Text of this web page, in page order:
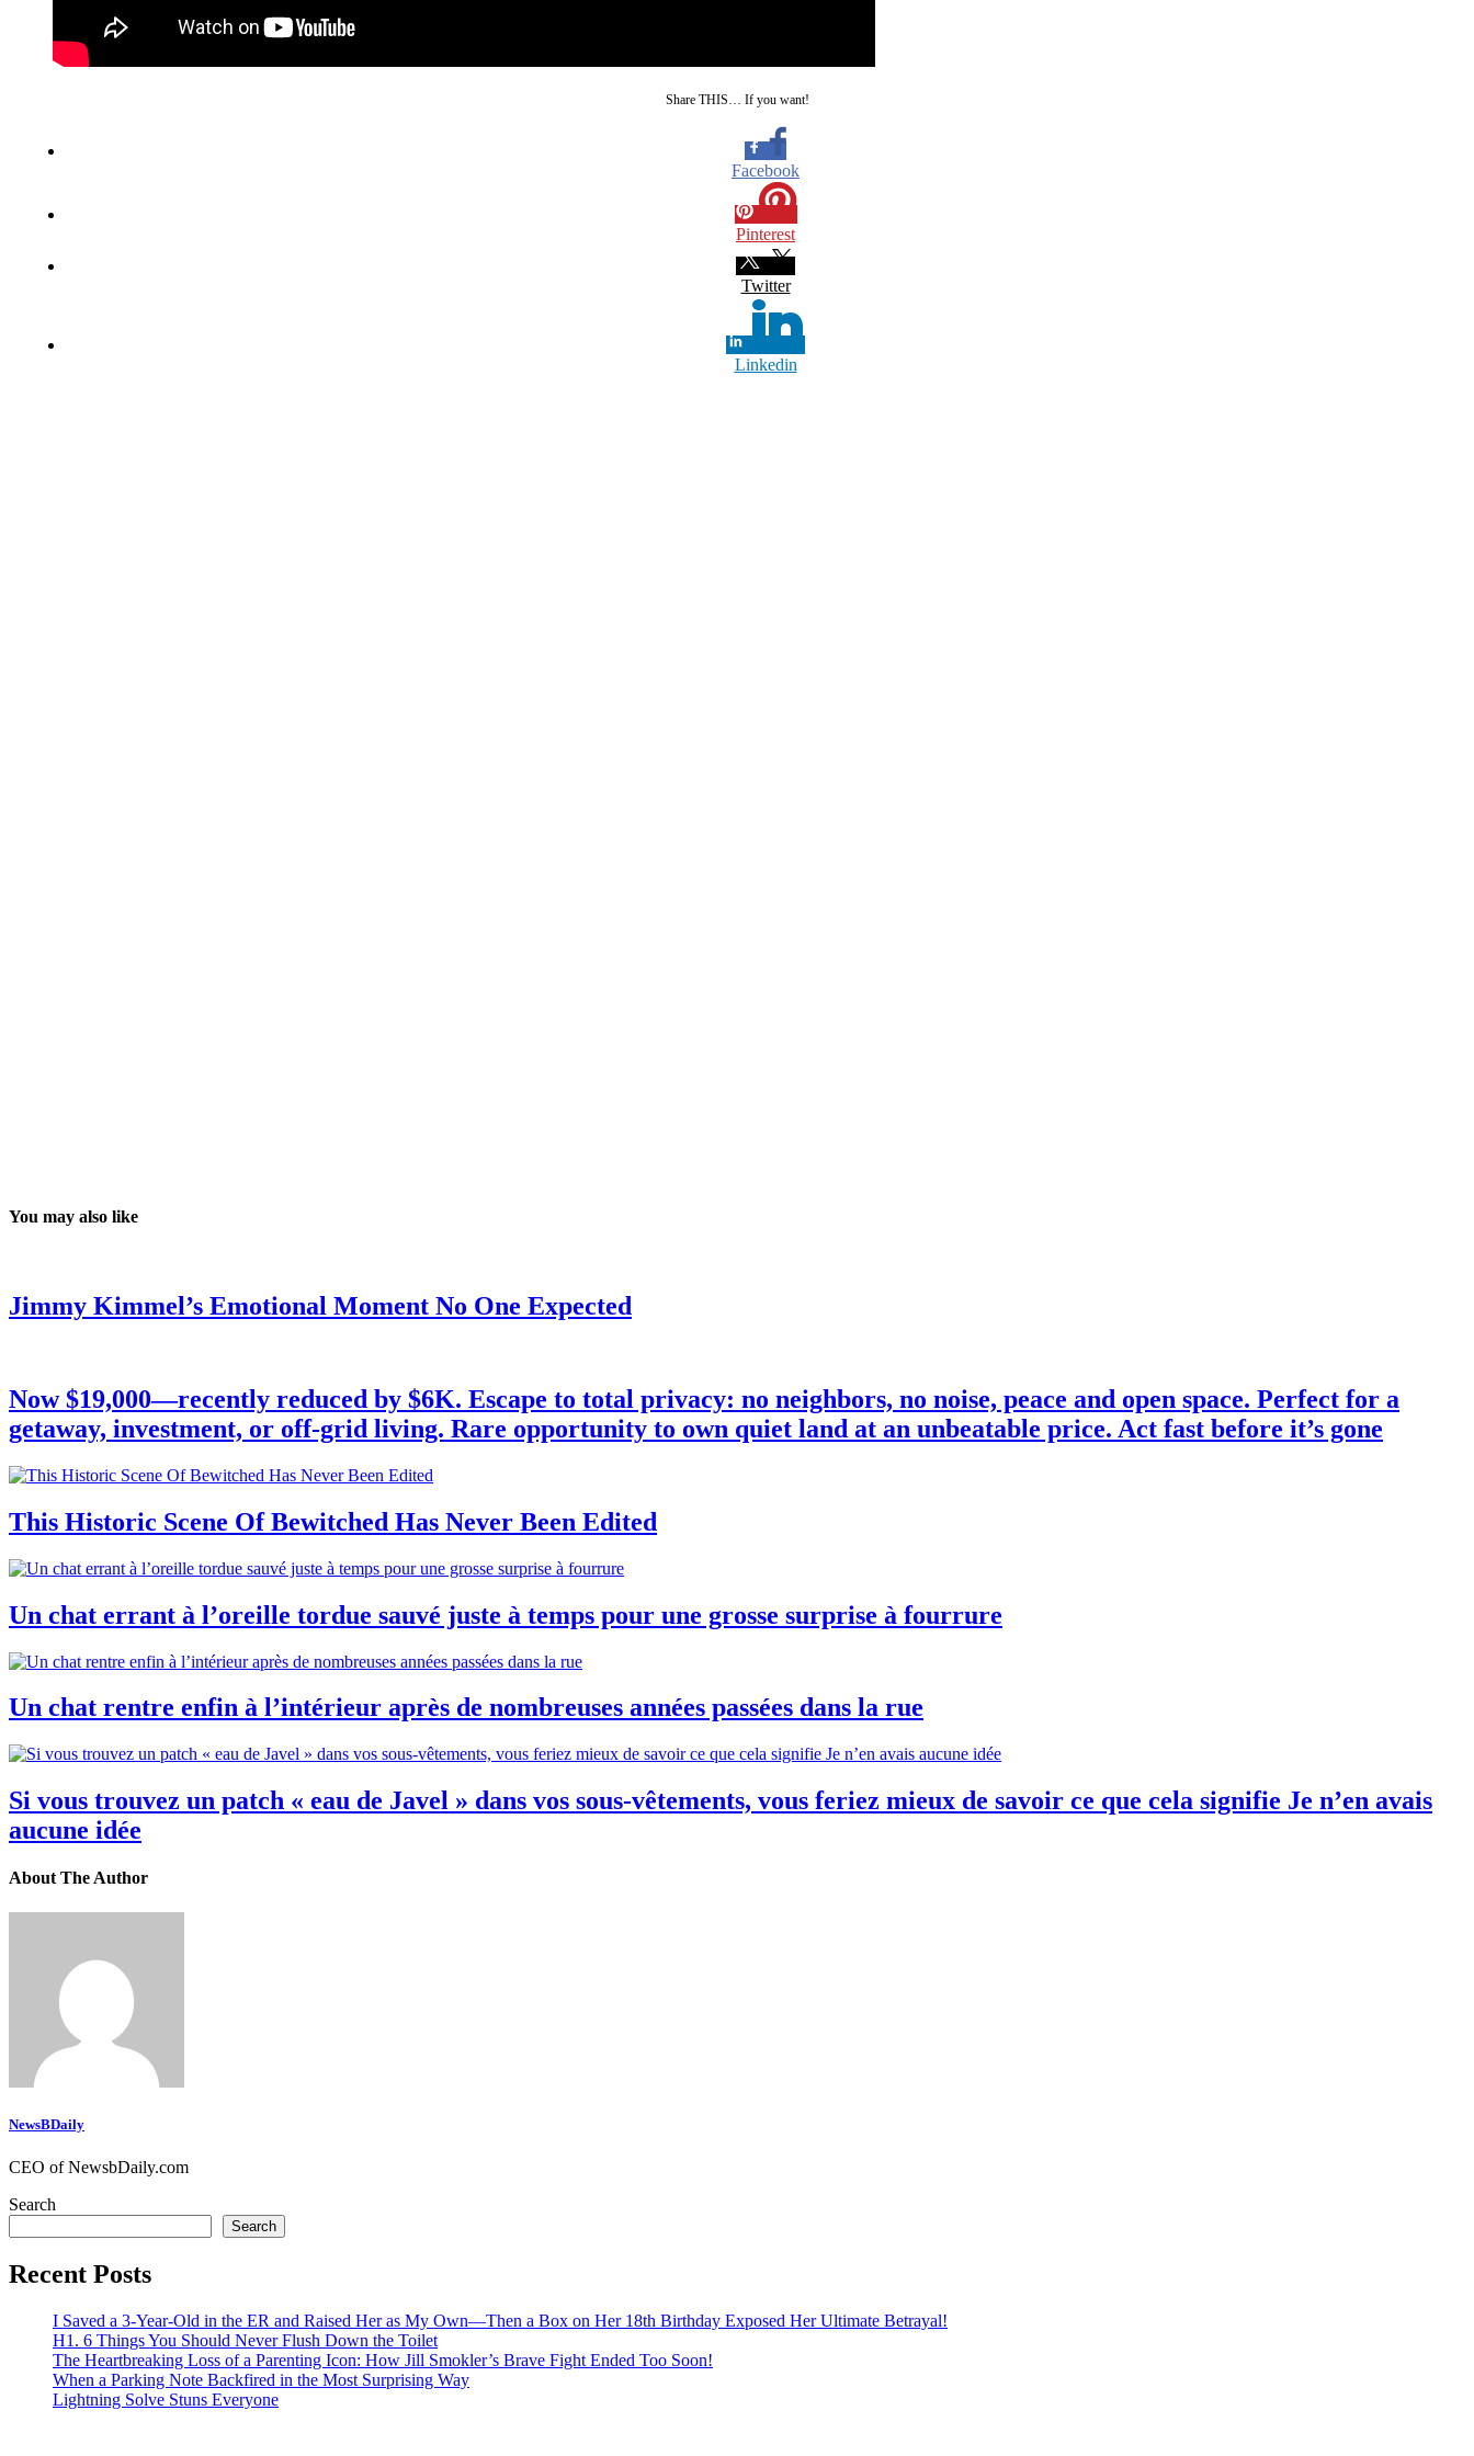
Share THIS… If you want!
Facebook
Pinterest
Twitter
Linkedin
You may also like
Jimmy Kimmel’s Emotional Moment No One Expected
Now $19,000—recently reduced by $6K. Escape to total privacy: no neighbors, no noise, peace and open space. Perfect for a
getaway, investment, or off-grid living. Rare opportunity to own quiet land at an unbeatable price. Act fast before it’s gone
This Historic Scene Of Bewitched Has Never Been Edited
Un chat errant à l’oreille tordue sauvé juste à temps pour une grosse surprise à fourrure
Un chat rentre enfin à l’intérieur après de nombreuses années passées dans la rue
Si vous trouvez un patch « eau de Javel » dans vos sous-vêtements, vous feriez mieux de savoir ce que cela signifie Je n’en avais
aucune idée
About The Author
NewsBDaily
CEO of NewsbDaily.com
Search
Search
Recent Posts
I Saved a 3-Year-Old in the ER and Raised Her as My Own—Then a Box on Her 18th Birthday Exposed Her Ultimate Betrayal!
H1. 6 Things You Should Never Flush Down the Toilet
The Heartbreaking Loss of a Parenting Icon: How Jill Smokler’s Brave Fight Ended Too Soon!
When a Parking Note Backfired in the Most Surprising Way
Lightning Solve Stuns Everyone